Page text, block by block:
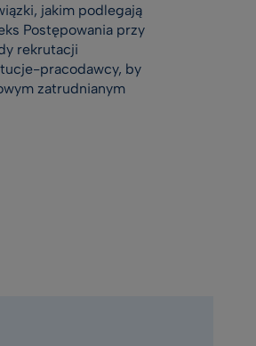
jakim podlegają
Postępowania przy
rekrutacji
pracodawcy, by
zatrudnianym